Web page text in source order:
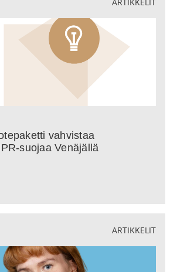
vahvistaa
suojaa Venäjällä
ARTIKKELIT